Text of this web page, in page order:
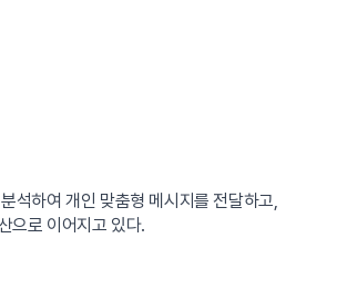
석하여 개인 맞춤형 메시지를 전달하고,
으로 이어지고 있다.